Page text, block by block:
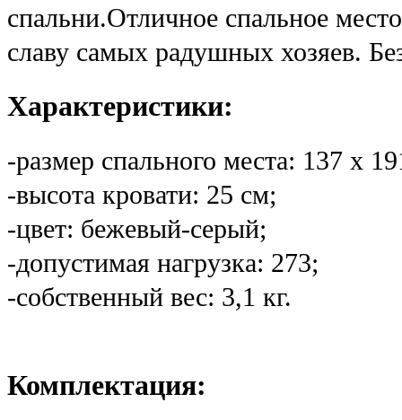
спальни.Отличное спальное
славу самых радушных хозяев.
Характеристики:
-размер спального места: 137 х
-высота кровати: 25 см;
-цвет: бежевый-серый;
-допустимая нагрузка: 273;
-собственный вес: 3,1 кг.
Комплектация: